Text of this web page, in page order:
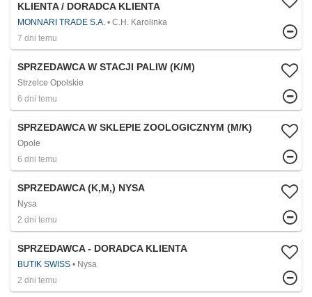
KLIENTA / DORADCA KLIENTA
MONNARI TRADE S.A.
C.H. Karolinka
7 dni temu
SPRZEDAWCA W STACJI PALIW (K/M)
Strzelce Opolskie
6 dni temu
SPRZEDAWCA W SKLEPIE ZOOLOGICZNYM (M/K)
Opole
6 dni temu
SPRZEDAWCA (K,M,) NYSA
Nysa
2 dni temu
SPRZEDAWCA - DORADCA KLIENTA
BUTIK SWISS
Nysa
2 dni temu